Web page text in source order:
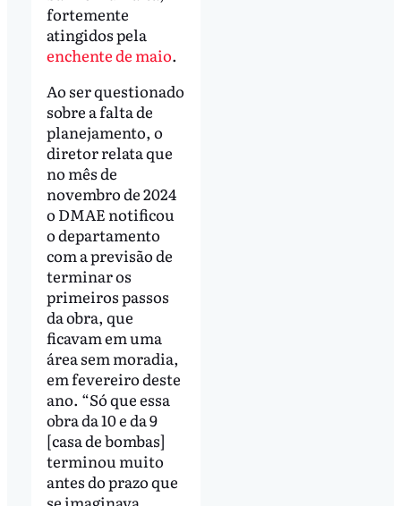
fortemente
atingidos pela
enchente de maio.
Ao ser questionado
sobre a falta de
planejamento, o
diretor relata que
no mês de
novembro de 2024
o DMAE notificou
o departamento
com a previsão de
terminar os
primeiros passos
da obra, que
ficavam em uma
área sem moradia,
em fevereiro deste
ano. “Só que essa
obra da 10 e da 9
[casa de bombas]
terminou muito
antes do prazo que